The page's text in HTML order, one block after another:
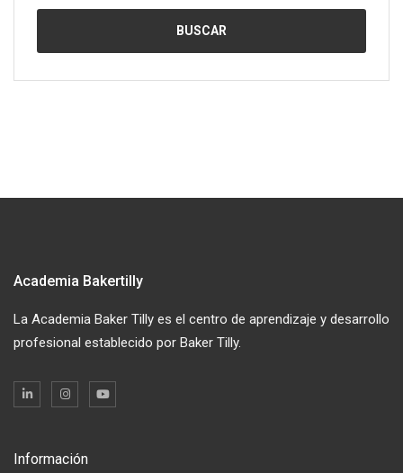
Academia Bakertilly
La Academia Baker Tilly es el centro de aprendizaje y desarrollo
profesional establecido por Baker Tilly.
Información